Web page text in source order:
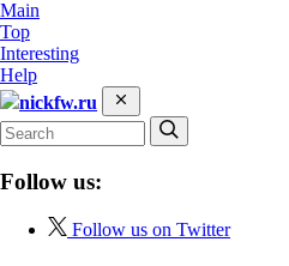
Main
Top
Interesting
Help
nickfw.ru
Follow us:
Follow us on Twitter